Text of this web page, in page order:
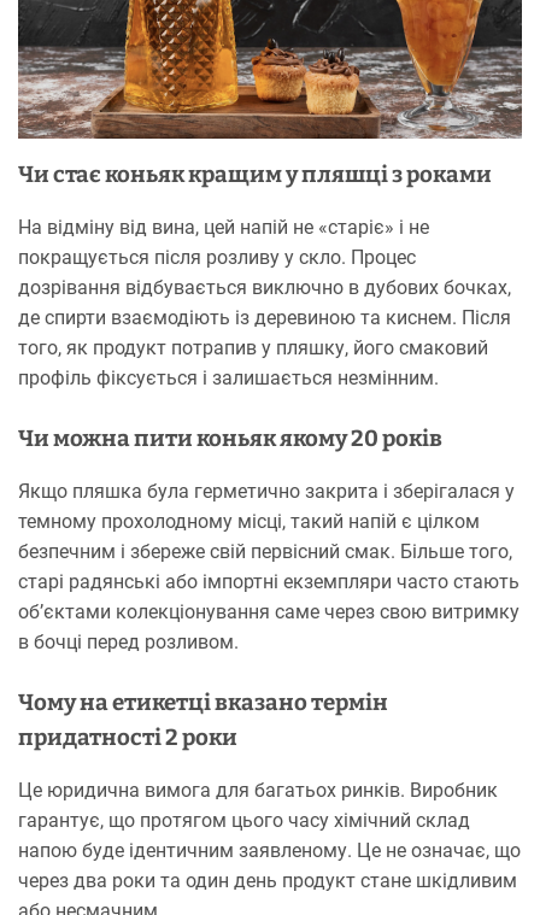
Чи стає коньяк кращим у пляшці з роками
На відміну від вина, цей напій не «старіє» і не
покращується після розливу у скло. Процес
дозрівання відбувається виключно в дубових бочках,
де спирти взаємодіють із деревиною та киснем. Після
того, як продукт потрапив у пляшку, його смаковий
профіль фіксується і залишається незмінним.
Чи можна пити коньяк якому 20 років
Якщо пляшка була герметично закрита і зберігалася у
темному прохолодному місці, такий напій є цілком
безпечним і збереже свій первісний смак. Більше того,
старі радянські або імпортні екземпляри часто стають
об’єктами колекціонування саме через свою витримку
в бочці перед розливом.
Чому на етикетці вказано термін
придатності 2 роки
Це юридична вимога для багатьох ринків. Виробник
гарантує, що протягом цього часу хімічний склад
напою буде ідентичним заявленому. Це не означає, що
через два роки та один день продукт стане шкідливим